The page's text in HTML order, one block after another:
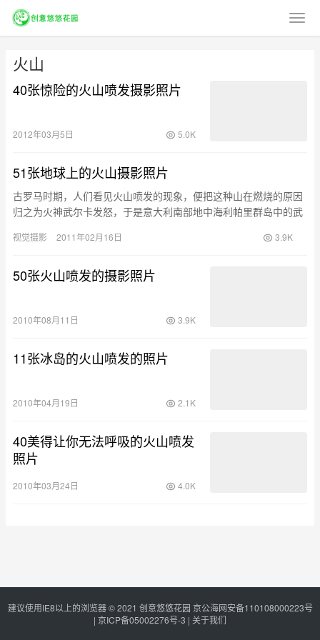
火山
40张惊险的火山喷发摄影照片
2012年03月5日 5.0K
51张地球上的火山摄影照片
古罗马时期，人们看见火山喷发的现象，便把这种山在燃烧的原因
归之为火神武尔卡发怒，于是意大利南部地中海利帕里群岛中的武
Volcano。今天分享：51张地球上的火山摄影照片，希望有你喜欢
视觉摄影 2011年02月16日 3.9K
50张火山喷发的摄影照片
2010年08月11日 3.9K
11张冰岛的火山喷发的照片
2010年04月19日 2.1K
40美得让你无法呼吸的火山喷发
照片
2010年03月24日 4.0K
建议使用IE8以上的浏览器 © 2021 创意悠悠花园 京公海网安备110108000223号
| 京ICP备05002276号-3 | 关于我们